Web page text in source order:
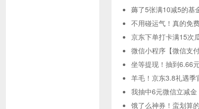
薅了5张满10减5的基
不用碰运气！真的免
京东下单打卡满15次
微信小程序【微信支
坐等提现！抽到6.66
羊毛！京东3.8礼遇季
我抽中6元微信立减
饿了么神券！蛮划算